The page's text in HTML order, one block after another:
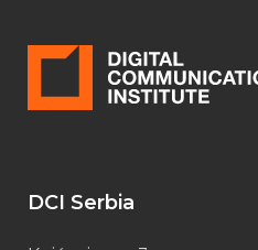
DCI Serbia